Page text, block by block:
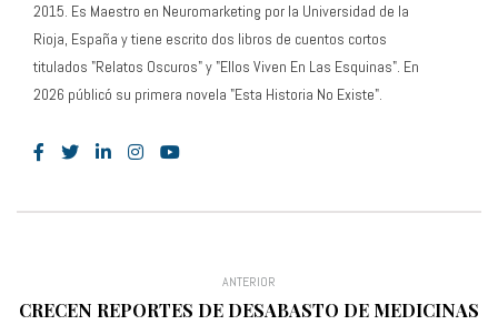
2015. Es Maestro en Neuromarketing por la Universidad de la
Rioja, España y tiene escrito dos libros de cuentos cortos
titulados "Relatos Oscuros" y "Ellos Viven En Las Esquinas". En
2026 públicó su primera novela "Esta Historia No Existe".
ANTERIOR
CRECEN REPORTES DE DESABASTO DE MEDICINAS